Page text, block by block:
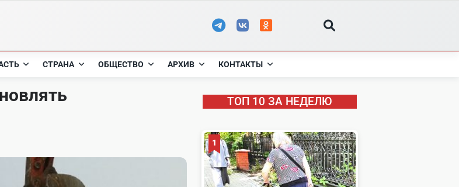
СТРАНА ОБЩЕСТВО АРХИВ КОНТАКТЫ
ТОП 10 ЗА НЕДЕЛЮ